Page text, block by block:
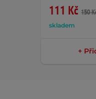
111 Kč 150
skladem
+